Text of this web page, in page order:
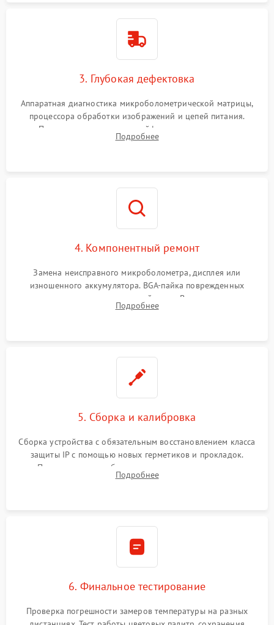
3. Глубокая дефектовка
Аппаратная диагностика микроболометрической матрицы,
процессора обработки изображений и цепей питания.
Проверка целостности шлейфов, модуля памяти и
интерфейсов связи. Выявление сгоревших SMD-компонентов
Подробнее
4. Компонентный ремонт
Замена неисправного микроболометра, дисплея или
изношенного аккумулятора. BGA-пайка поврежденных
контроллеров на материнской плате. Восстановление
разъемов и кнопок, замена поврежденных элементов
Подробнее
5. Сборка и калибровка
Сборка устройства с обязательным восстановлением класса
защиты IP с помощью новых герметиков и прокладок.
Программная калибровка матрицы по эталонному
абсолютно черному телу для точного измерения температур.
Подробнее
6. Финальное тестирование
Проверка погрешности замеров температуры на разных